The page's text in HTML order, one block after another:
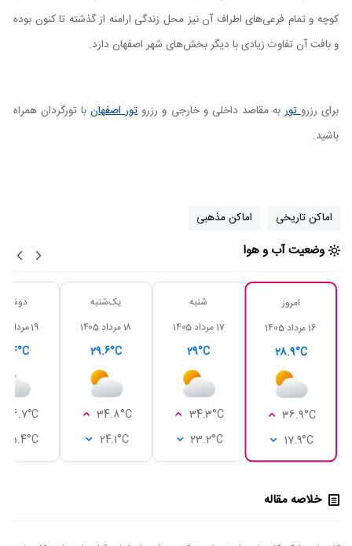
کوچه و تمام فرعی‌های اطراف آن نیز محل زندگی ارامنه از گذشته تا کنون بوده
و بافت آن تفاوت زیادی با دیگر بخش‌های شهر اصفهان دارد.
برای رزروتور به مقاصد داخلی و خارجی و رزروتور اصفهانبا تورگردان همراه
باشید.
اماکن تاریخی اماکن مذهبی
وضعیت آب و هوا
امروز
16 مرداد 1405
28.9°C
36.9°C
17.9°C
شنبه
17 مرداد 1405
29°C
34.3°C
23.2°C
یک‌شنبه
18 مرداد 1405
29.6°C
34.8°C
24.1°C
دوشنبه
19 مرداد 1405
36.7°C
25.4°C
خلاصه مقاله